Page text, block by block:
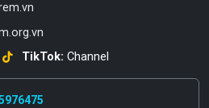
TikTok: Channel